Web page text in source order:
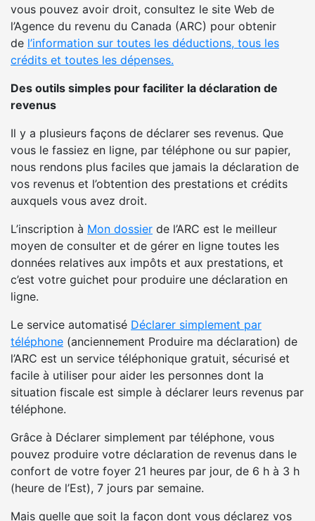
vous pouvez avoir droit, consultez le site Web de
l’Agence du revenu du Canada (ARC) pour obtenir
de l’information sur toutes les déductions, tous les
crédits et toutes les dépenses.
Des outils simples pour faciliter la déclaration de
revenus
Il y a plusieurs façons de déclarer ses revenus. Que
vous le fassiez en ligne, par téléphone ou sur papier,
nous rendons plus faciles que jamais la déclaration de
vos revenus et l’obtention des prestations et crédits
auxquels vous avez droit.
L’inscription à Mon dossier de l’ARC est le meilleur
moyen de consulter et de gérer en ligne toutes les
données relatives aux impôts et aux prestations, et
c’est votre guichet pour produire une déclaration en
ligne.
Le service automatisé Déclarer simplement par
téléphone (anciennement Produire ma déclaration) de
l’ARC est un service téléphonique gratuit, sécurisé et
facile à utiliser pour aider les personnes dont la
situation fiscale est simple à déclarer leurs revenus par
téléphone.
Grâce à Déclarer simplement par téléphone, vous
pouvez produire votre déclaration de revenus dans le
confort de votre foyer 21 heures par jour, de 6 h à 3 h
(heure de l’Est), 7 jours par semaine.
Mais quelle que soit la façon dont vous déclarez vos